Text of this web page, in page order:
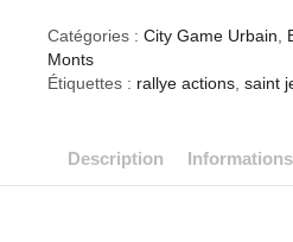
Catégories : City Game Urbain
Monts
Étiquettes : rallye actions saint
Description